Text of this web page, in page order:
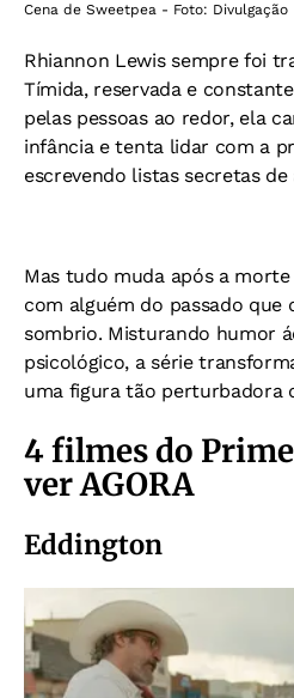
Cena de Sweetpea - Foto: Divulgação
Rhiannon Lewis sempre foi
Tímida, reservada e
pelas pessoas ao redor, ela
infância e tenta lidar com a
escrevendo listas secretas de
Mas tudo muda após a
com alguém do passado que
sombrio. Misturando humor
psicológico, a série
uma figura tão perturbadora
4 filmes do
ver AGORA
Eddington